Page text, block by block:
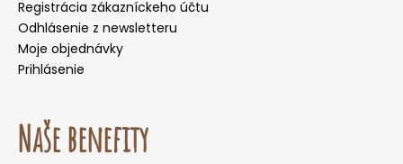
Registrácia zákazníckeho účtu
Odhlásenie z newsletteru
Moje objednávky
Prihlásenie
Naše benefity